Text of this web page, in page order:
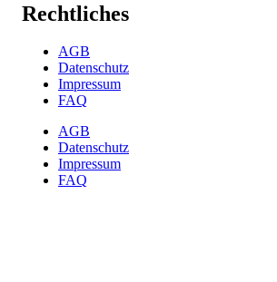
Rechtliches
AGB
Datenschutz
Impressum
FAQ
AGB
Datenschutz
Impressum
FAQ